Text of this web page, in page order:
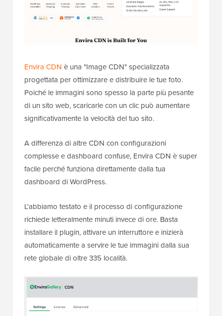
Envira CDN è una "Image CDN" specializzata
progettata per ottimizzare e distribuire le tue foto.
Poiché le immagini sono spesso la parte più pesante
di un sito web, scaricarle con un clic può aumentare
significativamente la velocità del tuo sito.
A differenza di altre CDN con configurazioni
complesse e dashboard confuse, Envira CDN è super
facile perché funziona direttamente dalla tua
dashboard di WordPress.
L'abbiamo testato e il processo di configurazione
richiede letteralmente minuti invece di ore. Basta
installare il plugin, attivare un interruttore e inizierà
automaticamente a servire le tue immagini dalla sua
rete globale di oltre 335 località.